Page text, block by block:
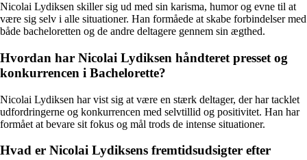
Nicolai Lydiksen skiller sig ud med sin karisma, humor og evne til at
være sig selv i alle situationer. Han formåede at skabe forbindelser med
både bacheloretten og de andre deltagere gennem sin ægthed.
Hvordan har Nicolai Lydiksen håndteret presset og
konkurrencen i Bachelorette?
Nicolai Lydiksen har vist sig at være en stærk deltager, der har tacklet
udfordringerne og konkurrencen med selvtillid og positivitet. Han har
formået at bevare sit fokus og mål trods de intense situationer.
Hvad er Nicolai Lydiksens fremtidsudsigter efter